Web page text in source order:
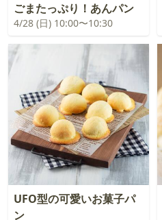
ごまたっぷり！あんパン
4/28 (日) 10:00〜10:30
UFO型の可愛いお菓子パ
ン